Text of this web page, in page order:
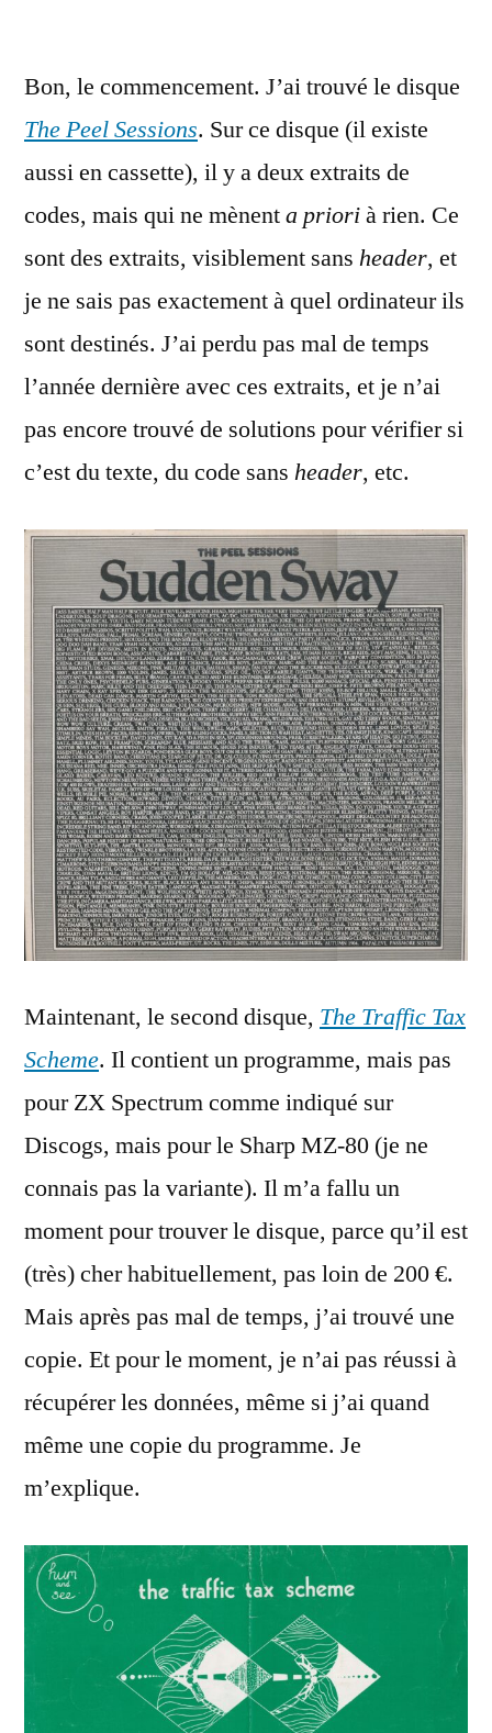
Bon, le commencement. J’ai trouvé le disque
The Peel Sessions. Sur ce disque (il existe
aussi en cassette), il y a deux extraits de
codes, mais qui ne mènenta priorià rien. Ce
sont des extraits, visiblement sans header, et
je ne sais pas exactement à quel ordinateur ils
sont destinés. J’ai perdu pas mal de temps
l’année dernière avec ces extraits, et je n’ai
pas encore trouvé de solutions pour vérifier si
c’est du texte, du code sans header, etc.
Maintenant, le second disque, The Traffic Tax
Scheme. Il contient un programme, mais pas
pour ZX Spectrum comme indiqué sur
Discogs, mais pour le Sharp MZ-80 (je ne
connais pas la variante). Il m’a fallu un
moment pour trouver le disque, parce qu’il est
(très) cher habituellement, pas loin de 200 €.
Mais après pas mal de temps, j’ai trouvé une
copie. Et pour le moment, je n’ai pas réussi à
récupérer les données, même si j’ai quand
même une copie du programme. Je
m’explique.